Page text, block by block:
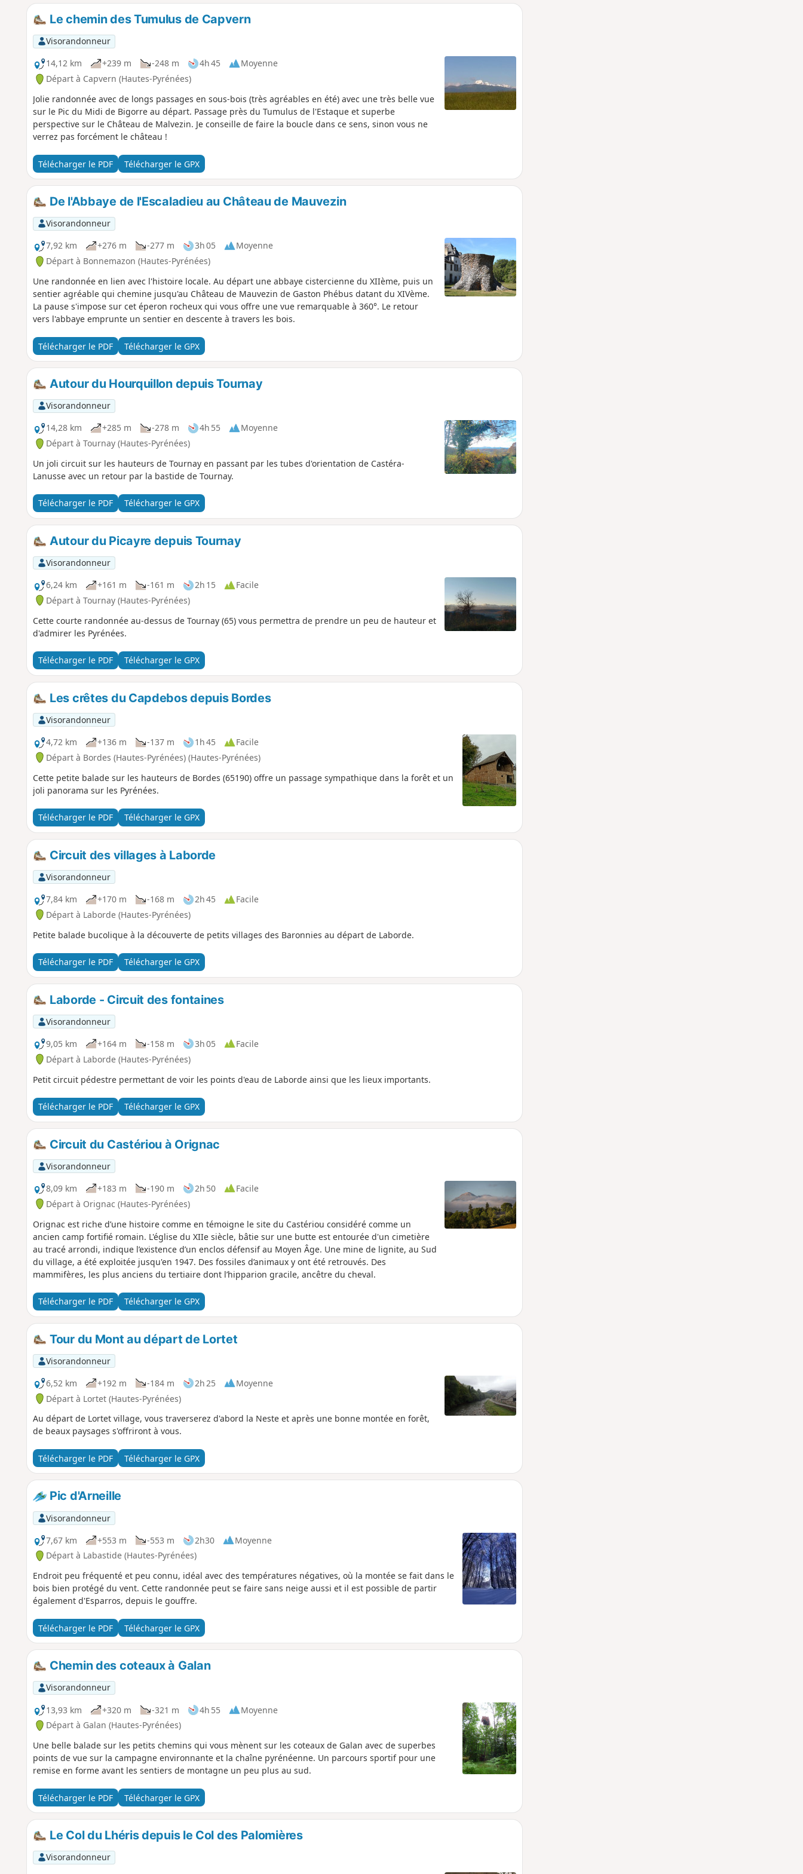
Le chemin des Tumulus de Capvern
Visorandonneur
14,12 km
+239 m -248 m 4h 45
Moyenne
Départ à Capvern (Hautes-Pyrénées)
Jolie randonnée avec de longs passages en sous-bois (très agréables en été) avec une très belle vue
sur le Pic du Midi de Bigorre au départ. Passage près du Tumulus de l'Estaque et superbe
perspective sur le Château de Malvezin. Je conseille de faire la boucle dans ce sens, sinon vous ne
verrez pas forcément le château !
Télécharger le PDF Télécharger le GPX
De l'Abbaye de l'Escaladieu au Château de Mauvezin
Visorandonneur
7,92 km
+276 m -277 m 3h 05
Moyenne
Départ à Bonnemazon (Hautes-Pyrénées)
Une randonnée en lien avec l'histoire locale. Au départ une abbaye cistercienne du XIIème, puis un
sentier agréable qui chemine jusqu'au Château de Mauvezin de Gaston Phébus datant du XIVème.
La pause s'impose sur cet éperon rocheux qui vous offre une vue remarquable à 360°. Le retour
vers l'abbaye emprunte un sentier en descente à travers les bois.
Télécharger le PDF Télécharger le GPX
Autour du Hourquillon depuis Tournay
Visorandonneur
14,28 km
+285 m -278 m 4h 55
Moyenne
Départ à Tournay (Hautes-Pyrénées)
Un joli circuit sur les hauteurs de Tournay en passant par les tubes d'orientation de Castéra-
Lanusse avec un retour par la bastide de Tournay.
Télécharger le PDF Télécharger le GPX
Autour du Picayre depuis Tournay
Visorandonneur
6,24 km
+161 m -161 m 2h 15
Facile
Départ à Tournay (Hautes-Pyrénées)
Cette courte randonnée au-dessus de Tournay (65) vous permettra de prendre un peu de hauteur et
d'admirer les Pyrénées.
Télécharger le PDF Télécharger le GPX
Les crêtes du Capdebos depuis Bordes
Visorandonneur
4,72 km
+136 m -137 m 1h 45
Facile
Départ à Bordes (Hautes-Pyrénées) (Hautes-Pyrénées)
Cette petite balade sur les hauteurs de Bordes (65190) offre un passage sympathique dans la forêt et un
joli panorama sur les Pyrénées.
Télécharger le PDF Télécharger le GPX
Circuit des villages à Laborde
Visorandonneur
7,84 km
+170 m -168 m 2h 45
Facile
Départ à Laborde (Hautes-Pyrénées)
Petite balade bucolique à la découverte de petits villages des Baronnies au départ de Laborde.
Télécharger le PDF Télécharger le GPX
Laborde - Circuit des fontaines
Visorandonneur
9,05 km
+164 m -158 m 3h 05
Facile
Départ à Laborde (Hautes-Pyrénées)
Petit circuit pédestre permettant de voir les points d'eau de Laborde ainsi que les lieux importants.
Télécharger le PDF Télécharger le GPX
Circuit du Castériou à Orignac
Visorandonneur
8,09 km
+183 m -190 m 2h 50
Facile
Départ à Orignac (Hautes-Pyrénées)
Orignac est riche d’une histoire comme en témoigne le site du Castériou considéré comme un
ancien camp fortifié romain. L'église du XIIe siècle, bâtie sur une butte est entourée d'un cimetière
au tracé arrondi, indique l’existence d’un enclos défensif au Moyen Âge. Une mine de lignite, au Sud
du village, a été exploitée jusqu'en 1947. Des fossiles d’animaux y ont été retrouvés. Des
mammifères, les plus anciens du tertiaire dont l’hipparion gracile, ancêtre du cheval.
Télécharger le PDF Télécharger le GPX
Tour du Mont au départ de Lortet
Visorandonneur
6,52 km
+192 m -184 m 2h 25
Moyenne
Départ à Lortet (Hautes-Pyrénées)
Au départ de Lortet village, vous traverserez d'abord la Neste et après une bonne montée en forêt,
de beaux paysages s'offriront à vous.
Télécharger le PDF Télécharger le GPX
Pic d'Arneille
Visorandonneur
7,67 km
+553 m -553 m 2h30
Moyenne
Départ à Labastide (Hautes-Pyrénées)
Endroit peu fréquenté et peu connu, idéal avec des températures négatives, où la montée se fait dans le
bois bien protégé du vent. Cette randonnée peut se faire sans neige aussi et il est possible de partir
également d'Esparros, depuis le gouffre.
Télécharger le PDF Télécharger le GPX
Chemin des coteaux à Galan
Visorandonneur
13,93 km
+320 m -321 m 4h 55
Moyenne
Départ à Galan (Hautes-Pyrénées)
Une belle balade sur les petits chemins qui vous mènent sur les coteaux de Galan avec de superbes
points de vue sur la campagne environnante et la chaîne pyrénéenne. Un parcours sportif pour une
remise en forme avant les sentiers de montagne un peu plus au sud.
Télécharger le PDF Télécharger le GPX
Le Col du Lhéris depuis le Col des Palomières
Visorandonneur